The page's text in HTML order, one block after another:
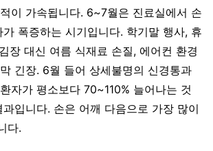
이 가속됩니다. 6~7월은 진료실에서 손
폭증하는 시기입니다. 학기말 행사, 휴
장 대신 여름 식재료 손질, 에어컨 환경
긴장. 6월 들어 상세불명의 신경통과
자가 평소보다 70~110% 늘어나는 것
입니다. 손은 어깨 다음으로 가장 많이
다.